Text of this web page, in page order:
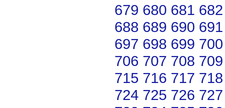
679 680 681 682
688 689 690 691
697 698 699 700
706 707 708 709
715 716 717 718
724 725 726 727